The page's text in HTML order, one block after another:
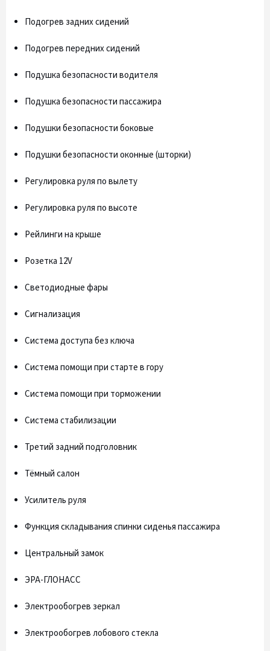
Подогрев задних сидений
Подогрев передних сидений
Подушка безопасности водителя
Подушка безопасности пассажира
Подушки безопасности боковые
Подушки безопасности оконные (шторки)
Регулировка руля по вылету
Регулировка руля по высоте
Рейлинги на крыше
Розетка 12V
Светодиодные фары
Сигнализация
Система доступа без ключа
Система помощи при старте в гору
Система помощи при торможении
Система стабилизации
Третий задний подголовник
Тёмный салон
Усилитель руля
Функция складывания спинки сиденья пассажира
Центральный замок
ЭРА-ГЛОНАСС
Электрообогрев зеркал
Электрообогрев лобового стекла